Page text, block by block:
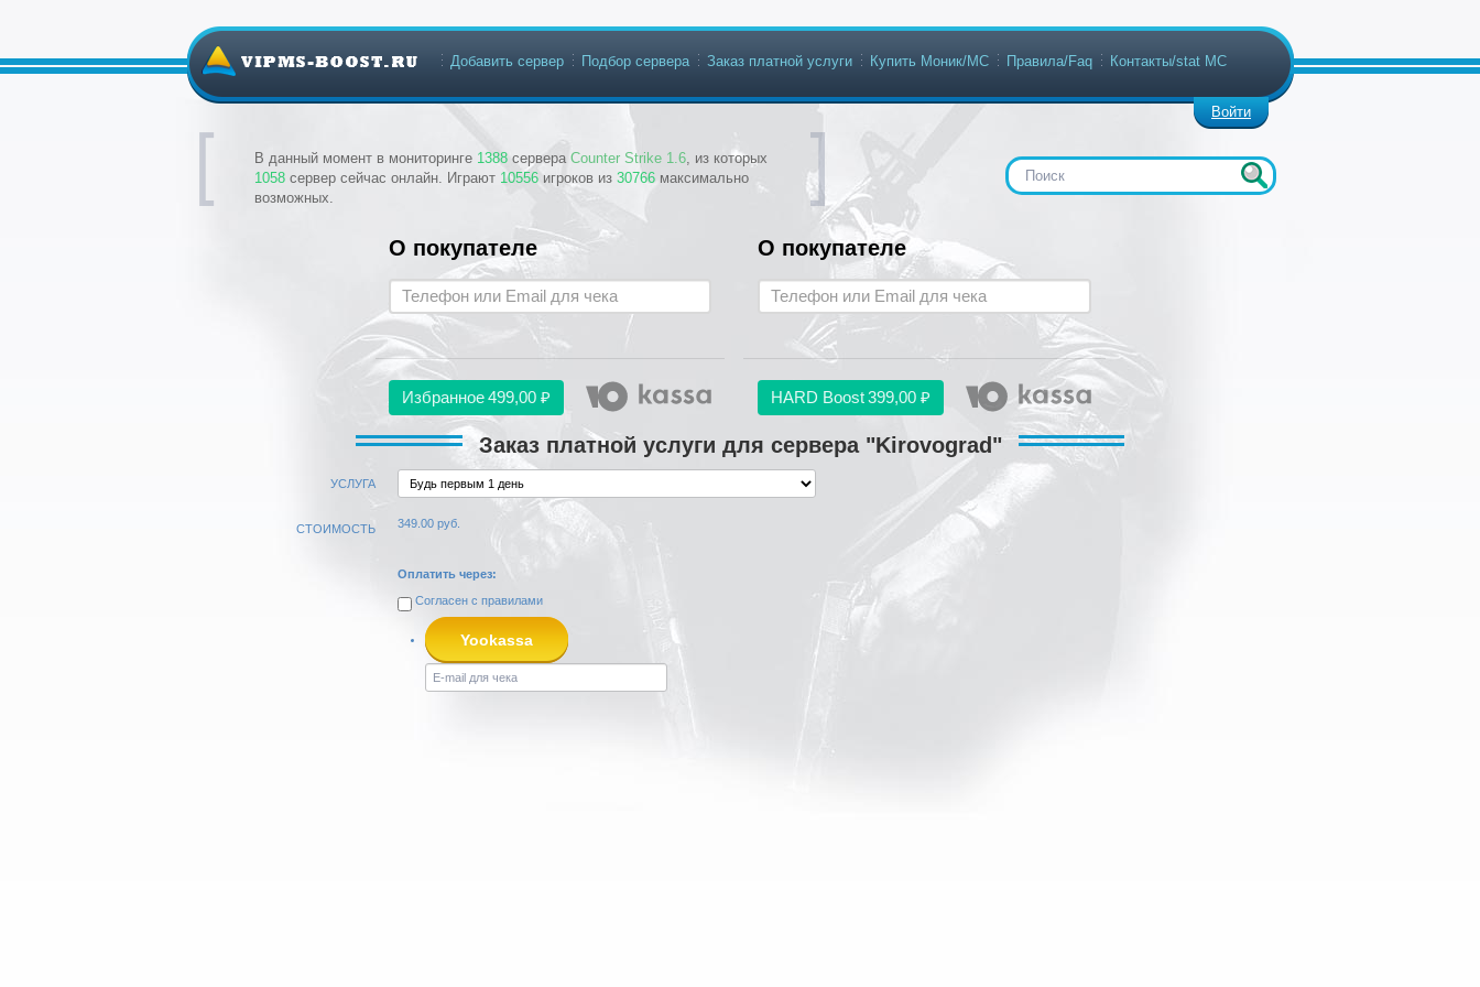
В данный момент в мониторинге 1388 сервера Counter Strike 1.6, из которых
1058 сервер сейчас онлайн. Играют 10556 игроков из 30766 максимально
возможных.
Войти
Добавить сервер Подбор сервера Заказ платной услуги Купить Моник/МС Правила/Faq Контакты/stat МС
О покупателе
Избранное499,00 ₽
О покупателе
HARD Boost399,00 ₽
Заказ платной услуги для сервера "Kirovograd"
УСЛУГА
СТОИМОСТЬ 349.00 руб.
Оплатить через:
Согласен с правилами
Yookassa